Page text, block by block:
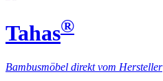
Tahas®
Bambusmöbel direkt vom Hersteller